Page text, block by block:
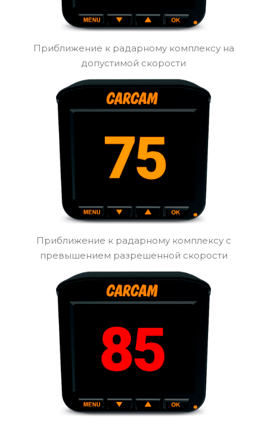
Приближение к радарному комплексу на
Приближение к радарному комплексу с
превышением разрешенной скорости